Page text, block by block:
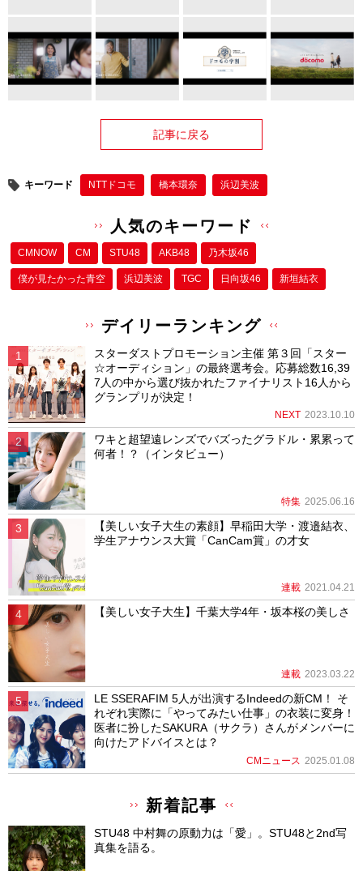
記事に戻る
キーワード NTTドコモ 橋本環奈 浜辺美波
人気のキーワード
CMNOW CM STU48 AKB48 乃木坂46
僕が⾒たかった⻘空 浜辺美波 TGC 日向坂46 新垣結衣
デイリーランキング
スターダストプロモーション主催 第３回「スター
☆オーディション」の最終選考会。応募総数16,39
7人の中から選び抜かれたファイナリスト16人から
グランプリが決定！
NEXT 2023.10.10
ワキと超望遠レンズでバズったグラドル・累累って
何者！？（インタビュー）
特集 2025.06.16
【美しい女子大生の素顔】早稲田大学・渡邉結衣、
学生アナウンス大賞「CanCam賞」の才女
連載 2021.04.21
【美しい女子大生】千葉大学4年・坂本桜の美しさ
連載 2023.03.22
LE SSERAFIM 5人が出演するIndeedの新CM！ そ
れぞれ実際に「やってみたい仕事」の衣装に変身！
医者に扮したSAKURA（サクラ）さんがメンバーに
向けたアドバイスとは？
CMニュース 2025.01.08
新着記事
STU48 中村舞の原動力は「愛」。STU48と2nd写
真集を語る。